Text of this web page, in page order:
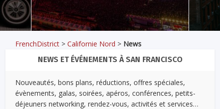
FrenchDistrict >Californie Nord > News
NEWS ET ÉVÉNEMENTS À SAN FRANCISCO
Nouveautés, bons plans, réductions, offres spéciales,
évènements, galas, soirées, apéros, conférences, petits-
déjeuners networking, rendez-vous, activités et services…